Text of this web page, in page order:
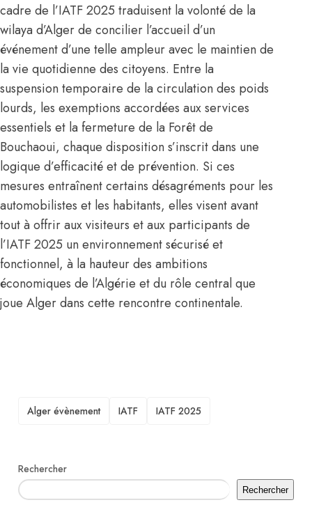
cadre de l’IATF 2025 traduisent la volonté de la
wilaya d’Alger de concilier l’accueil d’un
événement d’une telle ampleur avec le maintien de
la vie quotidienne des citoyens. Entre la
suspension temporaire de la circulation des poids
lourds, les exemptions accordées aux services
essentiels et la fermeture de la Forêt de
Bouchaoui, chaque disposition s’inscrit dans une
logique d’efficacité et de prévention. Si ces
mesures entraînent certains désagréments pour les
automobilistes et les habitants, elles visent avant
tout à offrir aux visiteurs et aux participants de
l’IATF 2025 un environnement sécurisé et
fonctionnel, à la hauteur des ambitions
économiques de l’Algérie et du rôle central que
joue Alger dans cette rencontre continentale.
TAGS
Alger évènement IATF IATF 2025
Rechercher
Rechercher